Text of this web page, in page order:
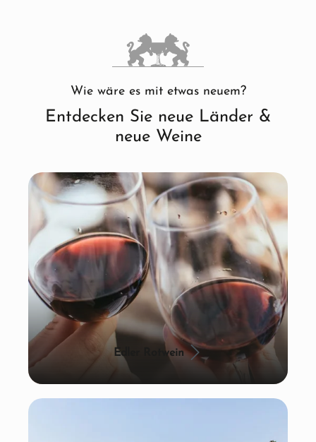
Wie wäre es mit etwas neuem?
Entdecken Sie neue Länder &
neue Weine
Edler Rotwein